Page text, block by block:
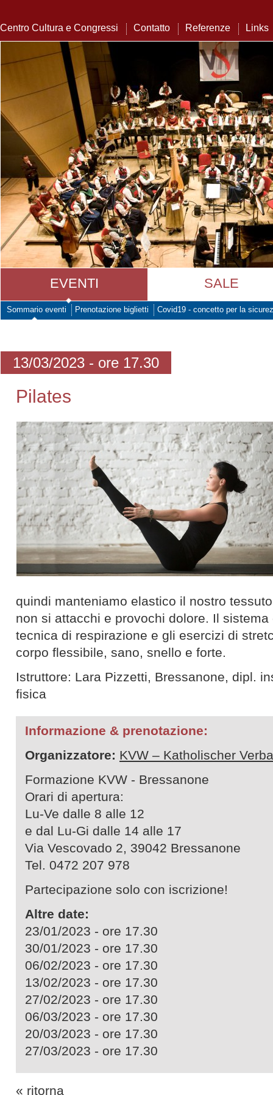
Centro Cultura e Congressi Contatto Referenze Links
EVENTI SALE
Sommario eventi Prenotazione biglietti Covid19 - concetto per la
13/03/2023 - ore 17.30
Pilates
quindi manteniamo elastico il nostro
non si attacchi e provochi dolore. Il
tecnica di respirazione e gli esercizi di
corpo flessibile, sano, snello e forte.
Istruttore: Lara Pizzetti, Bressanone, dipl.
fisica
Informazione & prenotazione:
Organizzatore: KVW – Katholischer
Formazione KVW - Bressanone
Orari di apertura:
Lu-Ve dalle 8 alle 12
e dal Lu-Gi dalle 14 alle 17
Via Vescovado 2, 39042 Bressanone
Tel. 0472 207 978
Partecipazione solo con iscrizione!
Altre date:
23/01/2023 - ore 17.30
30/01/2023 - ore 17.30
06/02/2023 - ore 17.30
13/02/2023 - ore 17.30
27/02/2023 - ore 17.30
06/03/2023 - ore 17.30
20/03/2023 - ore 17.30
27/03/2023 - ore 17.30
« ritorna